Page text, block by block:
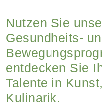
Nutzen Sie
Gesundheits-
entdecken Sie
Talente in
Kulinarik.